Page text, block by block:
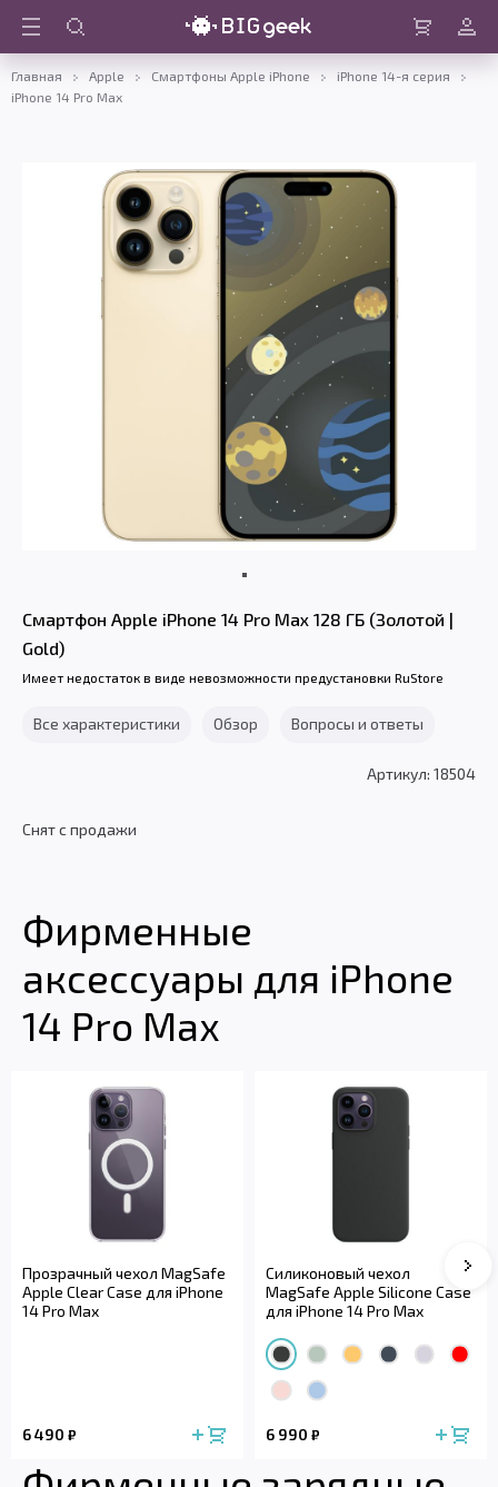
Войти
Главная Apple Смартфоны Apple iPhone
iPhone 14-я серия
iPhone 14 Pro Max
Смартфон Apple iPhone 14 Pro Max 128 ГБ (Золотой |
Gold)
Имеет недостаток в виде невозможности предустановки RuStore
Все характеристики Обзор Вопросы и ответы
Артикул: 18504
Снят с продажи
Фирменные
аксессуары для iPhone
14 Pro Max
Прозрачный чехол MagSafe
Apple Clear Case для iPhone
14 Pro Max
6 490 ₽
Силиконовый чехол
MagSafe Apple Silicone Case
для iPhone 14 Pro Max
6 990 ₽